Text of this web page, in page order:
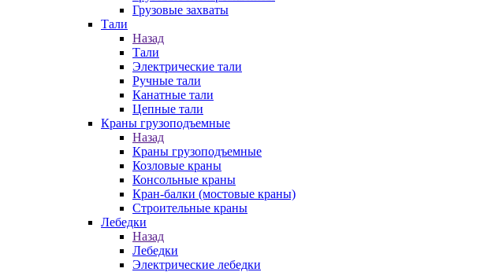
Грузовые захваты
Тали
Назад
Тали
Электрические тали
Ручные тали
Канатные тали
Цепные тали
Краны грузоподъемные
Назад
Краны грузоподъемные
Козловые краны
Консольные краны
Кран-балки (мостовые краны)
Строительные краны
Лебедки
Назад
Лебедки
Электрические лебедки